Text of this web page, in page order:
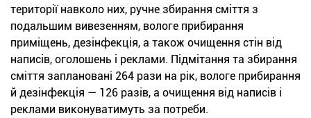
території навколо них, ручне збирання сміття з
подальшим вивезенням, вологе прибирання
приміщень, дезінфекція, а також очищення стін від
написів, оголошень і реклами. Підмітання та збирання
сміття заплановані 264 рази на рік, вологе прибирання
й дезінфекція — 126 разів, а очищення від написів і
реклами виконуватимуть за потреби.